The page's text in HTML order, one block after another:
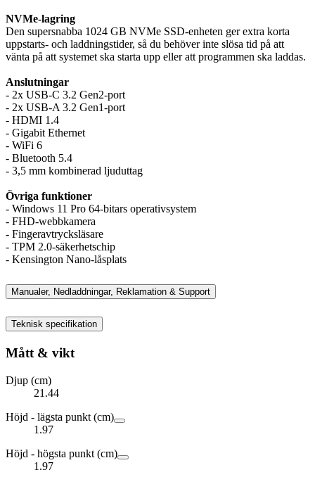
NVMe-lagring
Den supersnabba 1024 GB NVMe SSD-enheten ger extra korta
uppstarts- och laddningstider, så du behöver inte slösa tid på att
vänta på att systemet ska starta upp eller att programmen ska laddas.
Anslutningar
- 2x USB-C 3.2 Gen2-port
- 2x USB-A 3.2 Gen1-port
- HDMI 1.4
- Gigabit Ethernet
- WiFi 6
- Bluetooth 5.4
- 3,5 mm kombinerad ljuduttag
Övriga funktioner
- Windows 11 Pro 64-bitars operativsystem
- FHD-webbkamera
- Fingeravtrycksläsare
- TPM 2.0-säkerhetschip
- Kensington Nano-låsplats
Manualer, Nedladdningar, Reklamation & Support
Teknisk specifikation
Mått & vikt
Djup (cm)
21.44
Höjd - lägsta punkt (cm)
1.97
Höjd - högsta punkt (cm)
1.97